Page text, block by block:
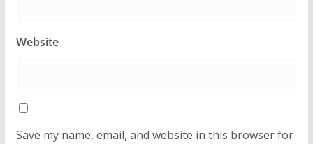
Website
Save my name, email, and website in this browser for